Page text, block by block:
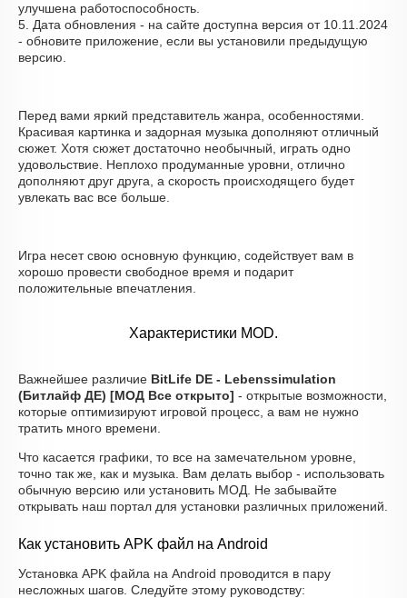
улучшена работоспособность.
5. Дата обновления - на сайте доступна версия от 10.11.2024
- обновите приложение, если вы установили предыдущую
версию.
Перед вами яркий представитель жанра, особенностями.
Красивая картинка и задорная музыка дополняют отличный
сюжет. Хотя сюжет достаточно необычный, играть одно
удовольствие. Неплохо продуманные уровни, отлично
дополняют друг друга, а скорость происходящего будет
увлекать вас все больше.
Игра несет свою основную функцию, содействует вам в
хорошо провести свободное время и подарит
положительные впечатления.
Характеристики MOD.
Важнейшее различие BitLife DE - Lebenssimulation
(Битлайф ДЕ) [МОД Все открыто] - открытые возможности,
которые оптимизируют игровой процесс, а вам не нужно
тратить много времени.
Что касается графики, то все на замечательном уровне,
точно так же, как и музыка. Вам делать выбор - использовать
обычную версию или установить МОД. Не забывайте
открывать наш портал для установки различных приложений.
Как установить APK файл на Android
Установка APK файла на Android проводится в пару
несложных шагов. Следуйте этому руководству: